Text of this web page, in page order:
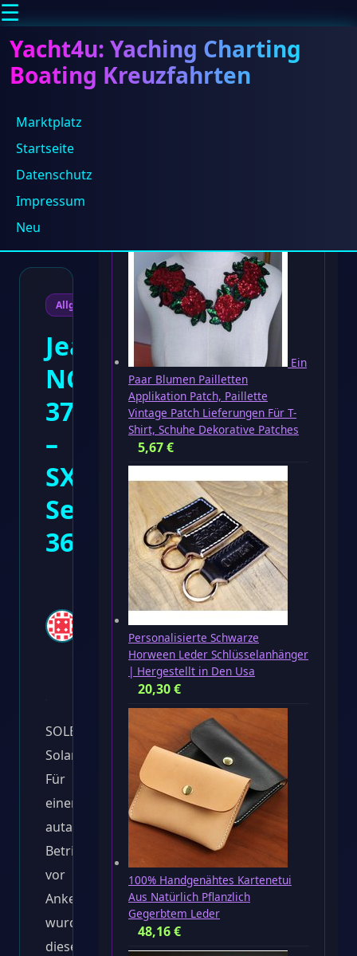
☰
Yacht4u: Yaching Charting
Boating Kreuzfahrten
Marktplatz
Startseite
Datenschutz
Impressum
Neu
Blog/
NC 37 – SX-
Serie,
Allgemein
Jeanneau
NC
37
–
SX-
Serie,
360Wp
1 Min.
SOLBIAN
Solar:
Für
einen
autarken
Betrieb
vor
Anker
wurde
diese
Ein
Paar Blumen Pailletten
Applikation Patch, Paillette
Vintage Patch Lieferungen Für T-
Shirt, Schuhe Dekorative Patches
5,67€
Personalisierte Schwarze
Horween Leder Schlüsselanhänger
| Hergestellt in Den Usa
20,30€
100% Handgenähtes Kartenetui
Aus Natürlich Pflanzlich
Gegerbtem Leder
48,16€